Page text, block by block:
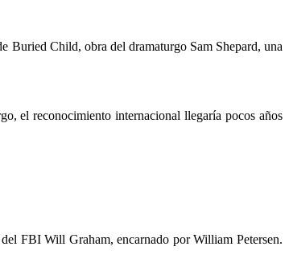
Child, obra del dramaturgo Sam Shepard, una
el reconocimiento internacional llegaría pocos años
FBI Will Graham, encarnado por William Petersen.